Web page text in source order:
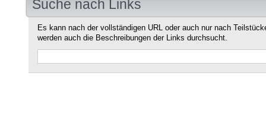
Suche nach Links
Es kann nach der vollständigen URL oder auch nur nach
werden auch die Beschreibungen der Links durchsucht.